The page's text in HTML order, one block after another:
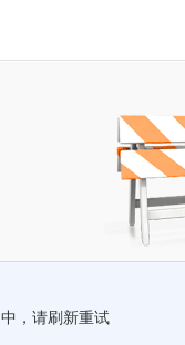
，请刷新重试